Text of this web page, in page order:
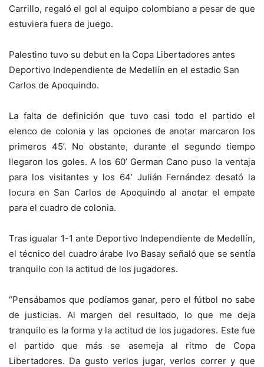
Carrillo, regaló el gol al equipo colombiano a pesar de que
estuviera fuera de juego.
Palestino tuvo su debut en la Copa Libertadores antes
Deportivo Independiente de Medellín en el estadio San
Carlos de Apoquindo.
La falta de definición que tuvo casi todo el partido el
elenco de colonia y las opciones de anotar marcaron los
primeros 45’. No obstante, durante el segundo tiempo
llegaron los goles. A los 60’ German Cano puso la ventaja
para los visitantes y los 64’ Julián Fernández desató la
locura en San Carlos de Apoquindo al anotar el empate
para el cuadro de colonia.
Tras igualar 1-1 ante Deportivo Independiente de Medellín,
el técnico del cuadro árabe Ivo Basay señaló que se sentía
tranquilo con la actitud de los jugadores.
“Pensábamos que podíamos ganar, pero el fútbol no sabe
de justicias. Al margen del resultado, lo que me deja
tranquilo es la forma y la actitud de los jugadores. Este fue
el partido que más se asemeja al ritmo de Copa
Libertadores. Da gusto verlos jugar, verlos correr y que